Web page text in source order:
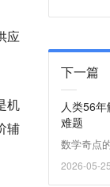
应
机
辅
下一篇
人类56
难题
数学奇点
2026-05-25